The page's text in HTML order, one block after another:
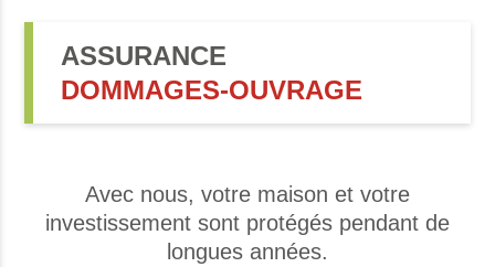
ASSURANCE
DOMMAGES-OUVRAGE
Avec nous, votre maison et votre
investissement sont protégés pendant de
longues années.